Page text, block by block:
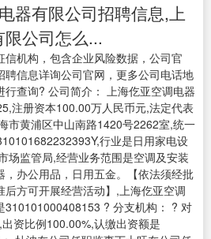
器有限公司招聘信息,上
公司怎么...
机构，包含企业风险数据，公司官
聘信息详询公司官网，更多公司电话地
查询? 公司简介： 上海仡亚空调电器
注册资本100.00万人民币元,法定代表
市黄浦区中山南路1420号2262室,统一
行业是日用家电设
场监管局,经营业务范围是空调及安装
办公用品，日用五金。【依法须经批
方可开展经营活动】,上海仡亚空调
310101000408153 ? 分支机构： ? 对
资比例100.00%,认缴出资额是